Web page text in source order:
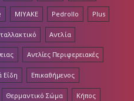
MIYAKE Pedrollo Plus
Αντλία
Αντλίες Περιφερειακές
Είδη Επικαθήμενος
Θερμαντικό Σώμα Κήπος